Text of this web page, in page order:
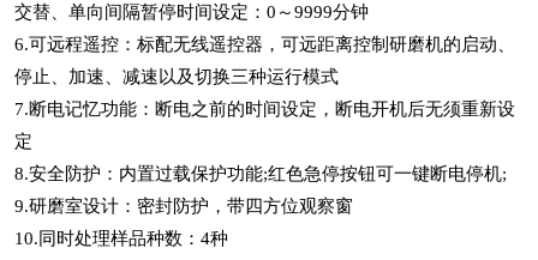
交替、单向间隔暂停时间设定：0～9999分钟
6.可远程遥控：标配无线遥控器，可远距离控制研磨机的启动、
停止、加速、减速以及切换三种运行模式
7.断电记忆功能：断电之前的时间设定，断电开机后无须重新设
定
8.安全防护：内置过载保护功能;红色急停按钮可一键断电停机;
9.研磨室设计：密封防护，带四方位观察窗
10.同时处理样品种数：4种